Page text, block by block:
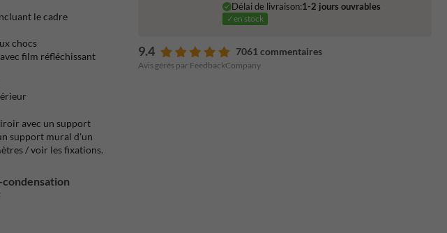
Délai de livraison:1-2 jours ouvrables
✓en stock
9.4 7061 commentaires
Avis gérés par FeedbackCompany
le cadre
chocs
film réfléchissant
avec un support
support mural d'un
/ voir les fixations.